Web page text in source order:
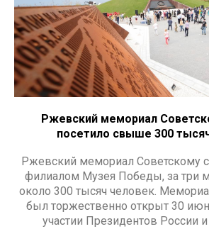
Ржевский мемориал
посетило свыше 300
Ржевский мемориал Советскому
филиалом Музея Победы, за три
около 300 тысяч человек.
был торжественно открыт 30
участии Президентов России